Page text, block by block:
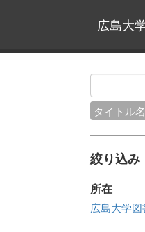
広島大
タイトル名
絞り込み
所在
広島大学